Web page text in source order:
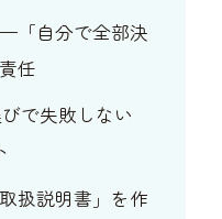
自分で全部決
任
で失敗しない
扱説明書」を作